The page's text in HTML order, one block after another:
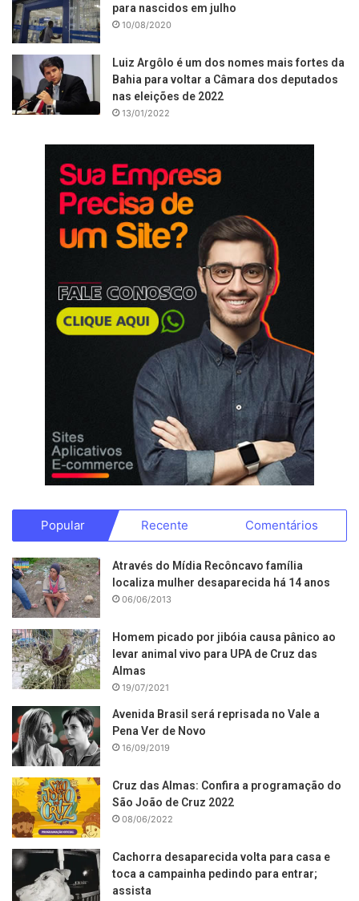
para nascidos em julho
10/08/2020
Luiz Argôlo é um dos nomes mais fortes da
Bahia para voltar a Câmara dos deputados
nas eleições de 2022
13/01/2022
Popular Recente Comentários
Através do Mídia Recôncavo família
localiza mulher desaparecida há 14 anos
06/06/2013
Homem picado por jibóia causa pânico ao
levar animal vivo para UPA de Cruz das
Almas
19/07/2021
Avenida Brasil será reprisada no Vale a
Pena Ver de Novo
16/09/2019
Cruz das Almas: Confira a programação do
São João de Cruz 2022
08/06/2022
Cachorra desaparecida volta para casa e
toca a campainha pedindo para entrar;
assista